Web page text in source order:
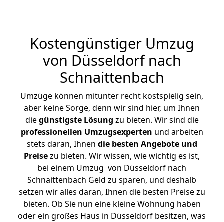
Kostengünstiger Umzug
von Düsseldorf nach
Schnaittenbach
Umzüge können mitunter recht kostspielig sein,
aber keine Sorge, denn wir sind hier, um Ihnen
diegünstigste Lösung zu bieten. Wir sind die
professionellen Umzugsexperten und arbeiten
stets daran, Ihnen die besten Angebote und
Preisezu bieten. Wir wissen, wie wichtig es ist,
bei einem Umzug von Düsseldorf nach
Schnaittenbach Geld zu sparen, und deshalb
setzen wir alles daran, Ihnen die besten Preise zu
bieten. Ob Sie nun eine kleine Wohnung haben
oder ein großes Haus in Düsseldorf besitzen, was